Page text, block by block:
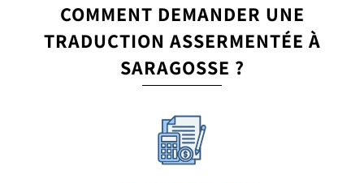
COMMENT DEMANDER UNE
TRADUCTION ASSERMENTÉE À
SARAGOSSE ?